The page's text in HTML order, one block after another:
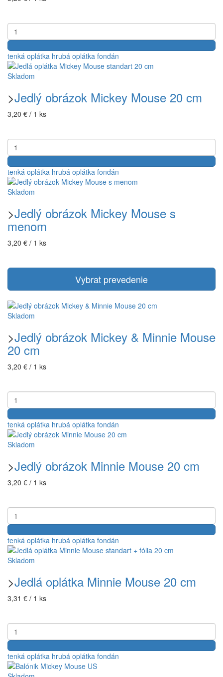
tenká oplátka hrubá oplátka fondán
Skladom
>Jedlý obrázok Mickey Mouse 20 cm
3,20 € / 1 ks
tenká oplátka hrubá oplátka fondán
Skladom
>Jedlý obrázok Mickey Mouse s
menom
3,20 € / 1 ks
Vybrat prevedenie
Skladom
>Jedlý obrázok Mickey & Minnie Mouse
20 cm
3,20 € / 1 ks
tenká oplátka hrubá oplátka fondán
Skladom
>Jedlý obrázok Minnie Mouse 20 cm
3,20 € / 1 ks
tenká oplátka hrubá oplátka fondán
Skladom
>Jedlá oplátka Minnie Mouse 20 cm
3,31 € / 1 ks
tenká oplátka hrubá oplátka fondán